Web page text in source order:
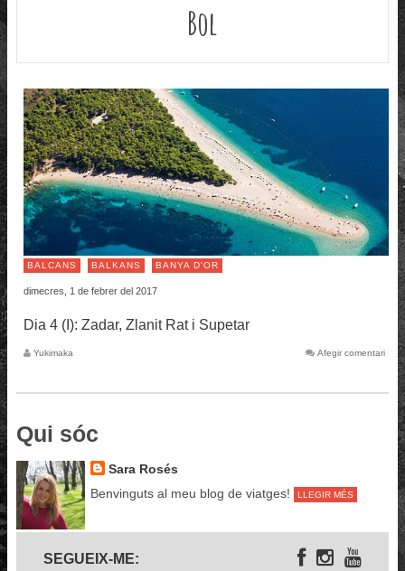
Bol
BALCANS BALKANS BANYA D'OR
dimecres, 1 de febrer del 2017
Dia 4 (I): Zadar, Zlanit Rat i Supetar
Yukimaka Afegir comentari
Qui sóc
Sara Rosés
Benvinguts al meu blog de viatges!
LLEGIR MÉS
SEGUEIX-ME: